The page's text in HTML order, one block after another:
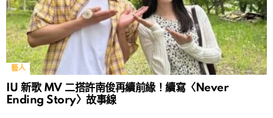
藝人
IU 新歌 MV 二搭許南俊再續前緣！續寫〈Never
Ending Story〉故事線